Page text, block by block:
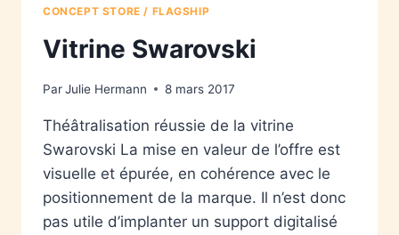
CONCEPT STORE / FLAGSHIP
Vitrine Swarovski
ParJulie Hermann 8 mars 2017
Théâtralisation réussie de la vitrine
Swarovski La mise en valeur de l’offre est
visuelle et épurée, en cohérence avec le
positionnement de la marque. Il n’est donc
pas utile d’implanter un support digitalisé